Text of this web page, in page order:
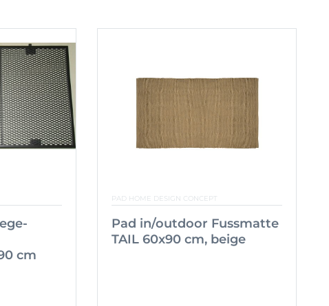
cm
PAD HOME DESIGN CONCEPT
Pad in/outdoor Fussmatte
TAIL 60x90 cm, beige